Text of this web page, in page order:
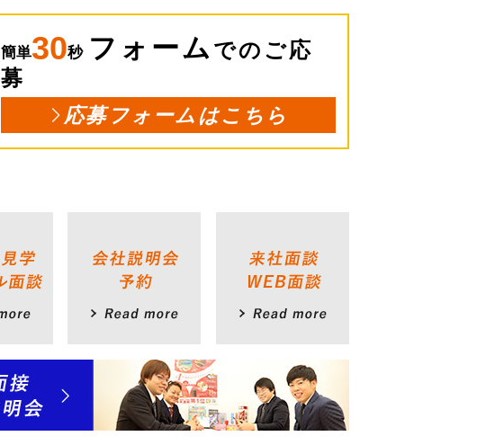
簡単30秒 フォームでのご応
募
応募フォームはこちら